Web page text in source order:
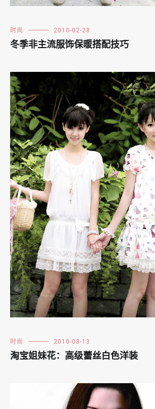
时尚 2010-02-28
冬季非主流服饰保暖搭配技巧
时尚 2010-08-13
淘宝姐妹花：高级蕾丝白色洋装